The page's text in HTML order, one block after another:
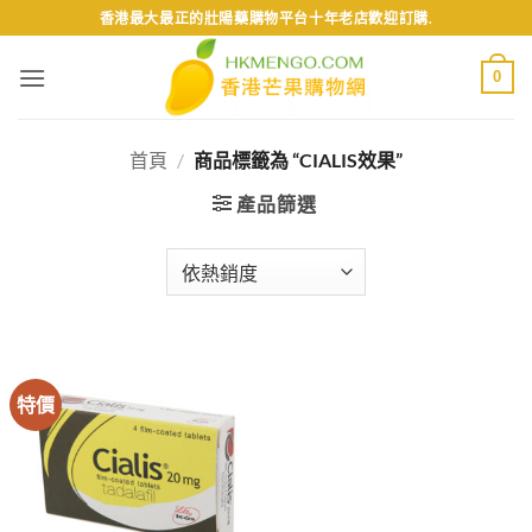
to
content
香港最大最正的壯陽藥購物平台十年老店歡迎訂購.
0
首頁 / 商品標籤為 “CIALIS效果”
產品篩選
特價